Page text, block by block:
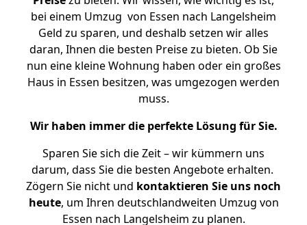
bei einem Umzug von Essen nach Langelsheim
Geld zu sparen, und deshalb setzen wir alles
daran, Ihnen die besten Preise zu bieten. Ob Sie
nun eine kleine Wohnung haben oder ein großes
Haus in Essen besitzen, was umgezogen werden
muss.
Wir haben immer die perfekte Lösung für Sie.
Sparen Sie sich die Zeit – wir kümmern uns
darum, dass Sie die besten Angebote erhalten.
Zögern Sie nicht und kontaktieren Sie uns noch
heute, um Ihren deutschlandweiten Umzug von
Essen nach Langelsheim zu planen.